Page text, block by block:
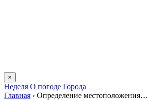
×
Неделя О погоде Города
Главная › Определение местоположения…